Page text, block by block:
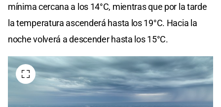
mínima cercana a los 14°C, mientras que por la tarde
la temperatura ascenderá hasta los 19°C. Hacia la
noche volverá a descender hasta los 15°C.